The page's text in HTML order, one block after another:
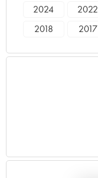
2024 2022
2018
2017